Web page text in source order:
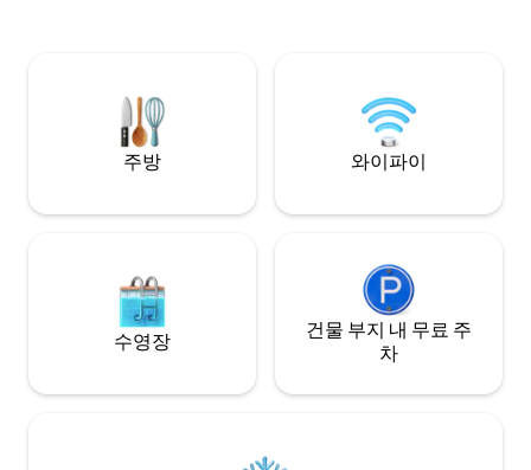
위한 아늑한 숙소
주방 와이파이
수영장
건물 부지 내 무료 주
차